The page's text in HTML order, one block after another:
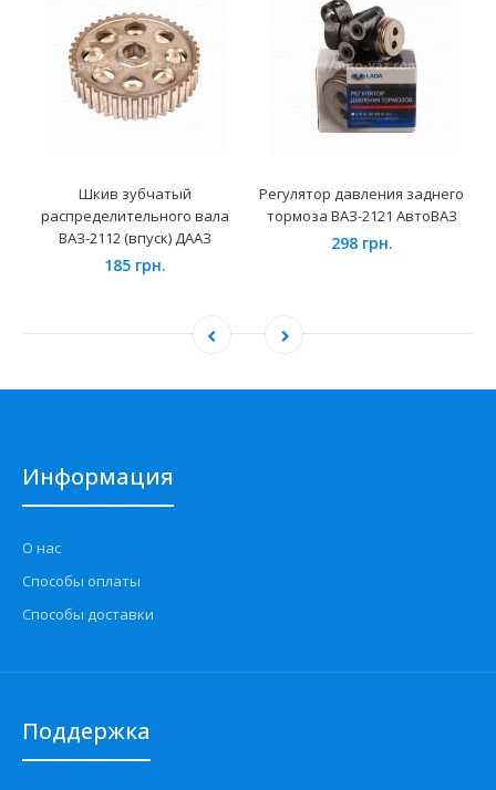
Шкив зубчатый
распределительного вала
ВАЗ-2112 (впуск) ДААЗ
185 грн.
Регулятор давления заднего
тормоза ВАЗ-2121 АвтоВАЗ
298 грн.
Информация
О нас
Способы оплаты
Способы доставки
Поддержка